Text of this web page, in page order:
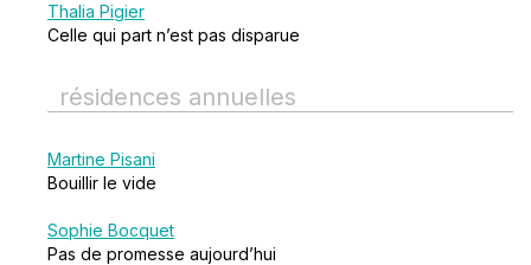
Thalia Pigier
Celle qui part n’est pas disparue
résidences annuelles
Martine Pisani
Bouillir le vide
Sophie Bocquet
Pas de promesse aujourd’hui